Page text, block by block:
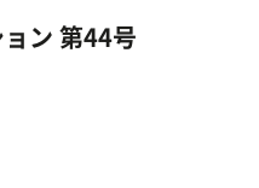
ン 第44号